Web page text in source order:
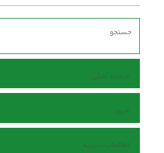
صفحه اصلی
مرور
اطلاعات نشریه